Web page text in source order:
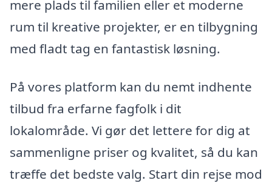
mere plads til familien eller et moderne
rum til kreative projekter, er en tilbygning
med fladt tag en fantastisk løsning.
På vores platform kan du nemt indhente
tilbud fra erfarne fagfolk i dit
lokalområde. Vi gør det lettere for dig at
sammenligne priser og kvalitet, så du kan
træffe det bedste valg. Start din rejse mod